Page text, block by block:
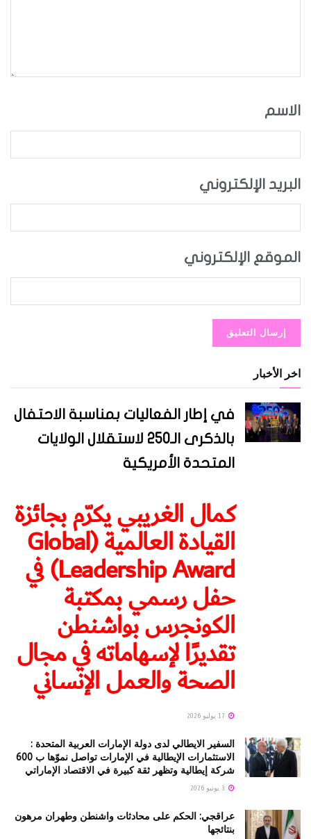
الاسم
البريد الإلكتروني
الموقع الإلكتروني
اخر الأخبار
في إطار الفعاليات بمناسبة الاحتفال
بالذكرى الـ250 لاستقلال الولايات
المتحدة الأمريكية
كمال الغريبي يكرّم بجائزة
القيادة العالمية (Global
Leadership Award) في
حفل رسمي بمكتبة
الكونجرس بواشنطن
تقديرًا لإسهاماته في مجال
الصحة والعمل الإنساني
السفير الايطالي لدى دولة الإمارات العربية المتحدة :
الاستثمارات الإيطالية في الإمارات تواصل نموّها ب 600
شركة إيطالية وتظهر ثقة كبيرة في الاقتصاد الإماراتي
عراقجي: الحكم على محادثات واشنطن وطهران مرهون
بنتائجها